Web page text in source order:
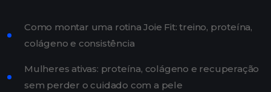
Como montar uma rotina Joie Fit: treino, proteína,
colágeno e consistência
Mulheres ativas: proteína, colágeno e recuperação
sem perder o cuidado com a pele